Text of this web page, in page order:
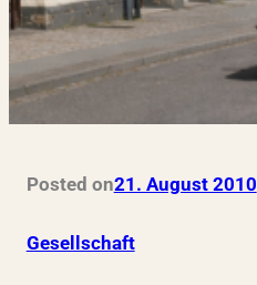
Posted on21. August 2010
Gesellschaft